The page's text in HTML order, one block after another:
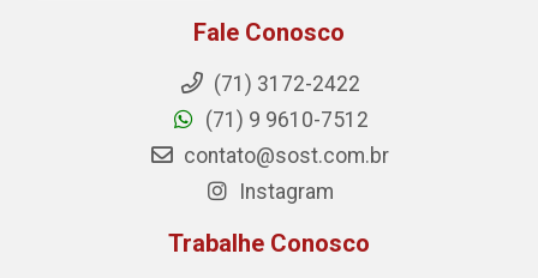
Fale Conosco
(71) 3172-2422
(71) 9 9610-7512
contato@sost.com.br
Instagram
Trabalhe Conosco